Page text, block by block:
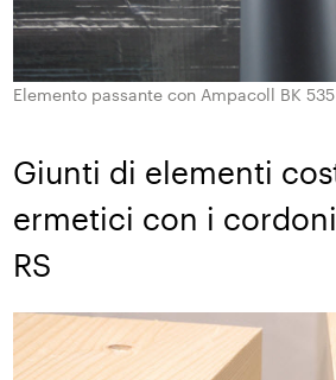
Elemento passante con Ampacoll BK 535
Giunti di elementi
ermetici con i
RS